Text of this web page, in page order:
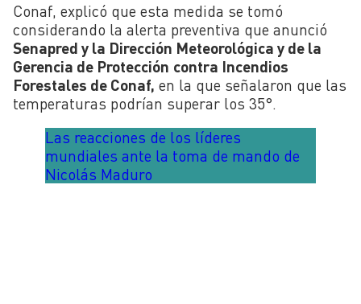
Conaf, explicó que esta medida se tomó
considerando la alerta preventiva que anunció
Senapred y la Dirección Meteorológica y de la
Gerencia de Protección contra Incendios
Forestales de Conaf, en la que señalaron que las
temperaturas podrían superar los 35°.
Las reacciones de los líderes
mundiales ante la toma de mando de
Nicolás Maduro